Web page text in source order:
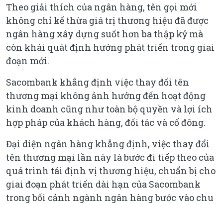
Theo giải thích của ngân hàng, tên gọi mới
không chỉ kế thừa giá trị thương hiệu đã được
ngân hàng xây dựng suốt hơn ba thập kỷ mà
còn khái quát định hướng phát triển trong giai
đoạn mới.
Sacombank khẳng định việc thay đổi tên
thương mại không ảnh hưởng đến hoạt động
kinh doanh cũng như toàn bộ quyền và lợi ích
hợp pháp của khách hàng, đối tác và cổ đông.
Đại diện ngân hàng khẳng định, việc thay đổi
tên thương mại lần này là bước đi tiếp theo của
quá trình tái định vị thương hiệu, chuẩn bị cho
giai đoạn phát triển dài hạn của Sacombank
trong bối cảnh ngành ngân hàng bước vào chu